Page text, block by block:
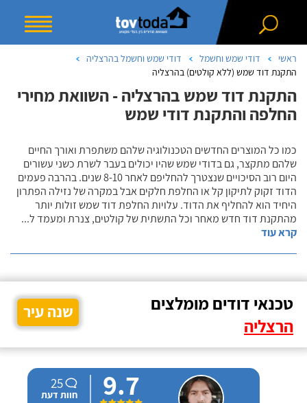
ראשי דודי שמש וחשמל
דודי שמש וחשמל בהרצליה
התקנת דוד שמש (ללא קולטים) בהרצליה
התקנת דוד שמש בהרצליה - השוואת מחירי
החלפה והתקנת דודי שמש
כמו כל המוצרים החדשים הטכנולוגיה שלהם משתפרת ואורך החיים
שלהם מתקצר, גם בדודי שמש שהיו יכולים בעבר לשרת כשני עשורים
היום רוב הסיכויים שנצטרך להחליפם לאחר 8-10 שנים. בהרבה פעמים
הדוד זקוק לתיקון קל או החלפת חלקים אבל במקרה של נזילה הפתרון
היחיד הוא להחליף את הדוד. עלויות החלפת דוד שמש זולות יותר
מהתקנת דוד חדש מאחר וכל התשתית של קולטים, צנרת ומעמד ל...
קרא עוד
טכנאי דודים מומלצים
הרצליה
שנה עיר
9.7
25
חוות דעת